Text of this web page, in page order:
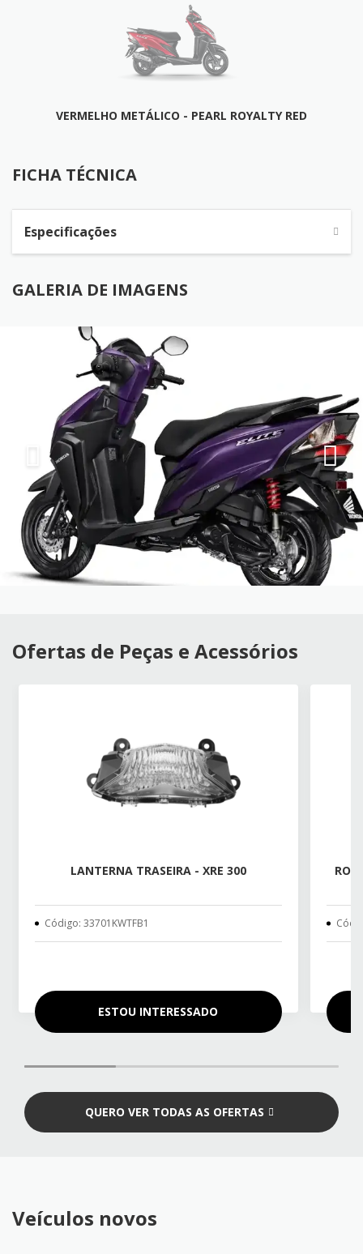
VERMELHO METÁLICO - PEARL ROYALTY RED
FICHA TÉCNICA
Especificações
GALERIA DE IMAGENS
Ofertas de Peças e Acessórios
LANTERNA TRASEIRA - XRE 300
Código: 33701KWTFB1
ESTOU INTERESSADO
QUERO VER TODAS AS OFERTAS
Veículos novos